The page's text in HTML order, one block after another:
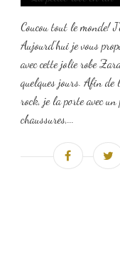
Coucou tout le monde!
Aujourd'hui je vous
avec cette jolie robe
quelques jours. Afin de
rock, je la porte avec un
chaussures,...